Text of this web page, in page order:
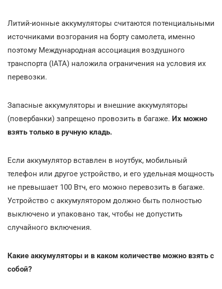
Литий-ионные аккумуляторы считаются потенциальными
источниками возгорания на борту самолета, именно
поэтому Международная ассоциация воздушного
транспорта (IATA) наложила ограничения на условия их
перевозки.
Запасные аккумуляторы и внешние аккумуляторы
(повербанки) запрещено провозить в багаже. Их можно
взять только в ручную кладь.
Если аккумулятор вставлен в ноутбук, мобильный
телефон или другое устройство, и его удельная мощность
не превышает 100 Втч, его можно перевозить в багаже.
Устройство с аккумулятором должно быть полностью
выключено и упаковано так, чтобы не допустить
случайного включения.
Какие аккумуляторы и в каком количестве можно взять с
собой?